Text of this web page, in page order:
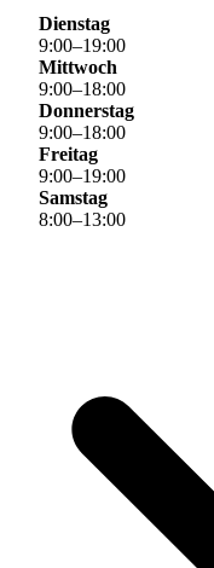
Dienstag
9:00–19:00
Mittwoch
9:00–18:00
Donnerstag
9:00–18:00
Freitag
9:00–19:00
Samstag
8:00–13:00